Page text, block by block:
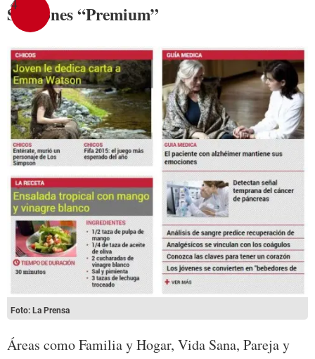
4
Secciones “Premium”
Foto: La Prensa
Áreas como Familia y Hogar, Vida Sana, Pareja y